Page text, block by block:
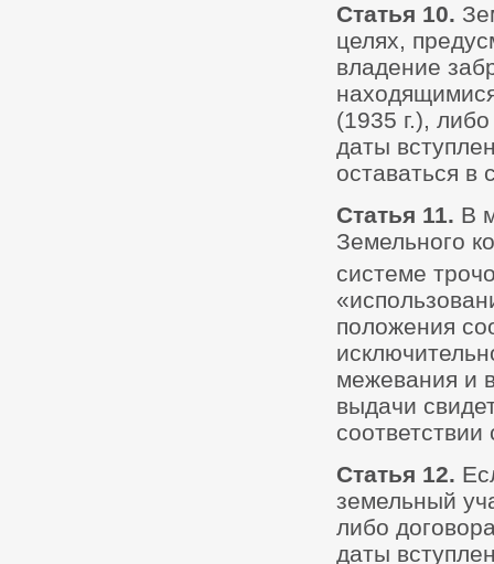
Статья 10.
целях,
владение
(1935 г.),
даты
оставаться в
Статья 11. В
Земельного
системе
положения
межевания и
выдачи
Статья 12.
земельный
либо
даты